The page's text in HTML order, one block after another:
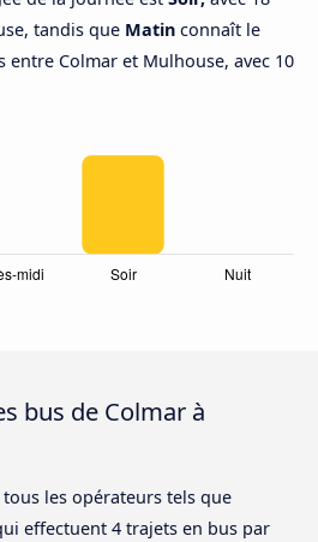
tandis que Matin connaît le
Colmar et Mulhouse, avec 10
bus de Colmar à
les opérateurs tels que
effectuent 4 trajets en bus par